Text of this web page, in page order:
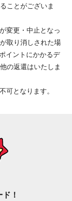
ことがございま
変更・中止となっ
取り消しされた場
イントにかかるデ
の返還はいたしま
可となります。
！